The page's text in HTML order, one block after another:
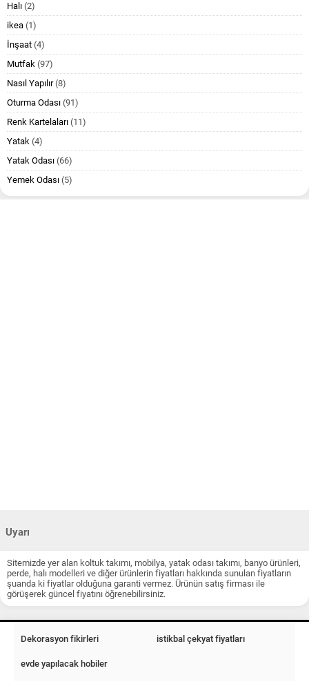
Halı (2)
ikea (1)
İnşaat (4)
Mutfak (97)
Nasıl Yapılır(8)
Oturma Odası (91)
Renk Kartelaları (11)
Yatak (4)
Yatak Odası (66)
Yemek Odası (5)
Uyarı
Sitemizde yer alan koltuk takımı, mobilya, yatak odası takımı, banyo ürünleri,
perde, halı modelleri ve diğer ürünlerin fiyatları hakkında sunulan fiyatların
şuanda ki fiyatlar olduğuna garanti vermez. Ürünün satış firması ile
görüşerek güncel fiyatını öğrenebilirsiniz.
Dekorasyon fikirleri istikbal çekyat fiyatları
evde yapılacak hobiler